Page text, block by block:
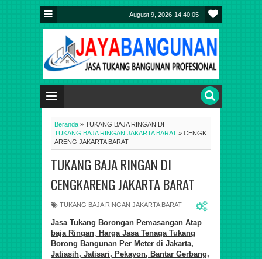
August 9, 2026 14:40:05
Beranda »
TUKANG BAJA RINGAN JAKARTA BARAT »
TUKANG BAJA RINGAN DI
CENGK
ARENG JAKARTA BARAT
TUKANG BAJA RINGAN DI
CENGKARENG JAKARTA BARAT
TUKANG BAJA RINGAN JAKARTA BARAT
Jasa Tukang Borongan Pemasangan Atap
baja Ringan Harga Jasa Tenaga Tukang
Borong Bangunan Per Meter di Jakarta,
Jatiasih, Jatisari, Pekayon, Bantar Gerbang,